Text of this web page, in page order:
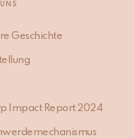
Geschichte
Impact Report 2024